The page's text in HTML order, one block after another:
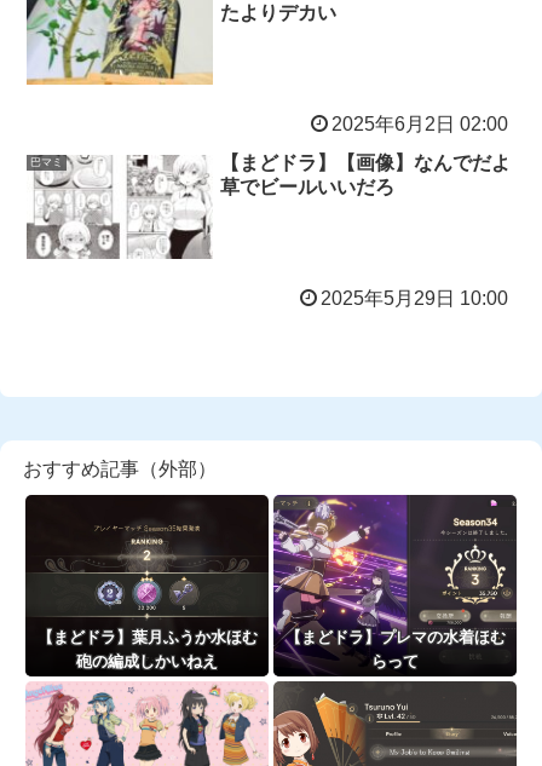
たよりデカい
2025年6月2日 02:00
巴マミ
【まどドラ】【画像】なんでだよ
草でビールいいだろ
2025年5月29日 10:00
おすすめ記事（外部）
【まどドラ】葉月ふうか水ほむ
砲の編成しかいねえ
【まどドラ】プレマの水着ほむ
らって